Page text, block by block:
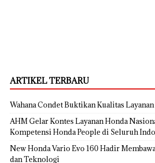
ARTIKEL TERBARU
Wahana Condet Buktikan Kualitas
AHM Gelar Kontes Layanan Honda
Kompetensi Honda People di Seluruh
New Honda Vario Evo 160 Hadir
dan Teknologi